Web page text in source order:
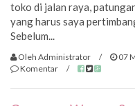
toko di jalan raya,
yang harus saya
Sebelum...
Oleh Administrator / 07
Komentar
/